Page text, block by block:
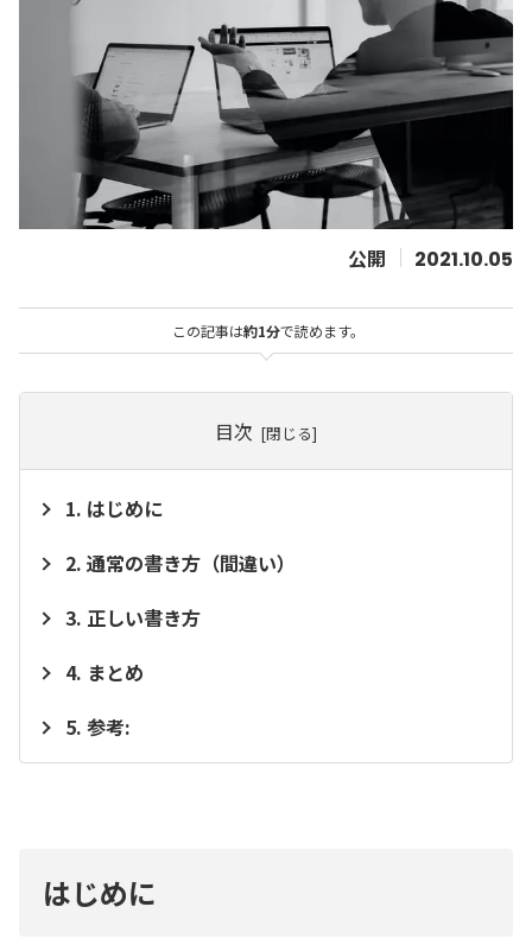
2021.10.05
この記事は約1分で読めます。
目次
はじめに
通常の書き方（間違い）
正しい書き方
まとめ
参考:
はじめに